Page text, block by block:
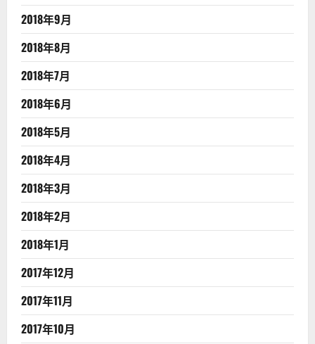
2018年9月
2018年8月
2018年7月
2018年6月
2018年5月
2018年4月
2018年3月
2018年2月
2018年1月
2017年12月
2017年11月
2017年10月